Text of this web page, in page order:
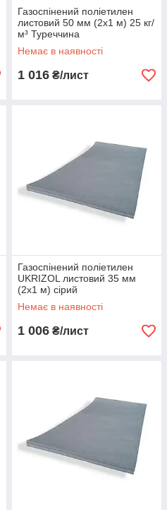
Газоспінений поліетилен
листовий 50 мм (2х1 м) 25 кг/
м³ Туреччина
Немає в наявності
1 016 ₴/лист
Газоспінений поліетилен
UKRIZOL листовий 35 мм
(2х1 м) сірий
Немає в наявності
1 006 ₴/лист